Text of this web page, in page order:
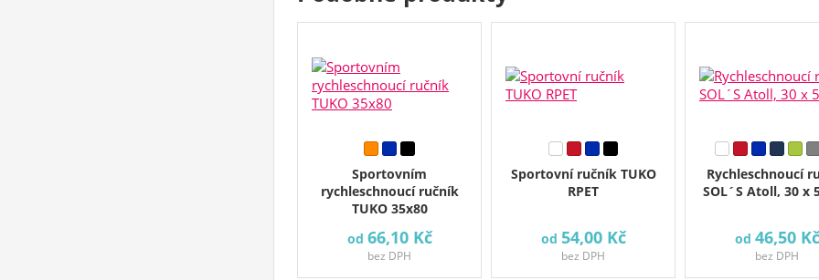
Sportovním
rychleschnoucí ručník
TUKO 35x80
od 66,10 Kč
bez DPH
Sportovní ručník TUKO
RPET
od 54,00 Kč
bez DPH
Rychleschnoucí
SOL´S Atoll, 30 x
od 46,50 Kč
bez DPH